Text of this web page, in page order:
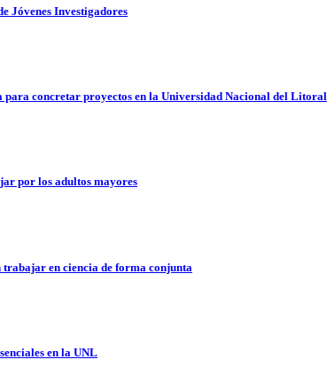
Jóvenes Investigadores
concretar proyectos en la Universidad Nacional del Litoral
por los adultos mayores
en ciencia de forma conjunta
en la UNL